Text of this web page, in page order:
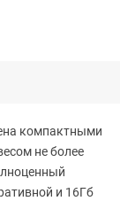
компактными
не более
и 16Гб